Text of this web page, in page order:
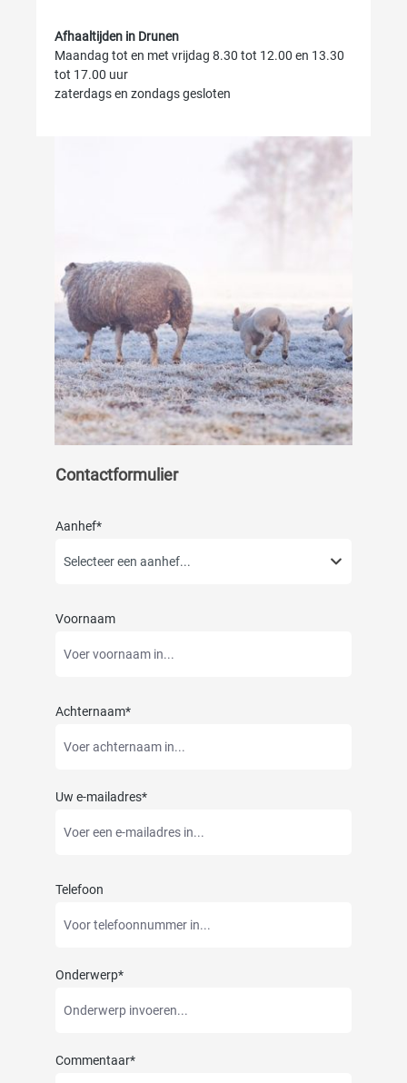
Afhaaltijden in Drunen
Maandag tot en met vrijdag 8.30 tot 12.00 en 13.30
tot 17.00 uur
zaterdags en zondags gesloten
Contactformulier
Aanhef*
Voornaam
Achternaam*
Uw e-mailadres*
Telefoon
Onderwerp*
Commentaar*